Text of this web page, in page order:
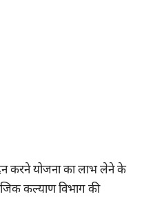
करने योजना का लाभ लेने के
कल्याण विभाग की